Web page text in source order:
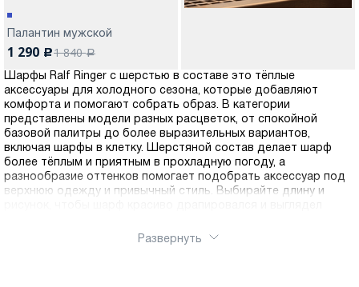
Палантин мужской
1 290 c1 840a
Шарфы Ralf Ringer с шерстью в составе это тёплые
аксессуары для холодного сезона, которые добавляют
комфорта и помогают собрать образ. В категории
представлены модели разных расцветок, от спокойной
базовой палитры до более выразительных вариантов,
включая шарфы в клетку. Шерстяной состав делает шарф
более тёплым и приятным в прохладную погоду, а
разнообразие оттенков помогает подобрать аксессуар под
верхнюю одежду и привычный стиль. Выбирайте длину и
можно через интернет-магазин Ralf Ringer, шарф удобно
Развернуть